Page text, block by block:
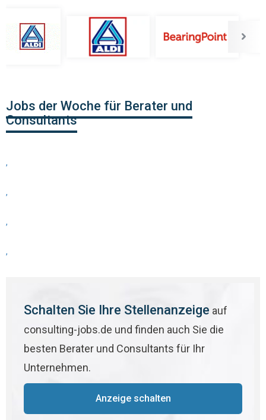
Jobs der Woche für Berater und
Consultants
,
,
,
,
Schalten Sie Ihre Stellenanzeige auf
consulting-jobs.de und finden auch Sie die
besten Berater und Consultants für Ihr
Unternehmen.
Anzeige schalten